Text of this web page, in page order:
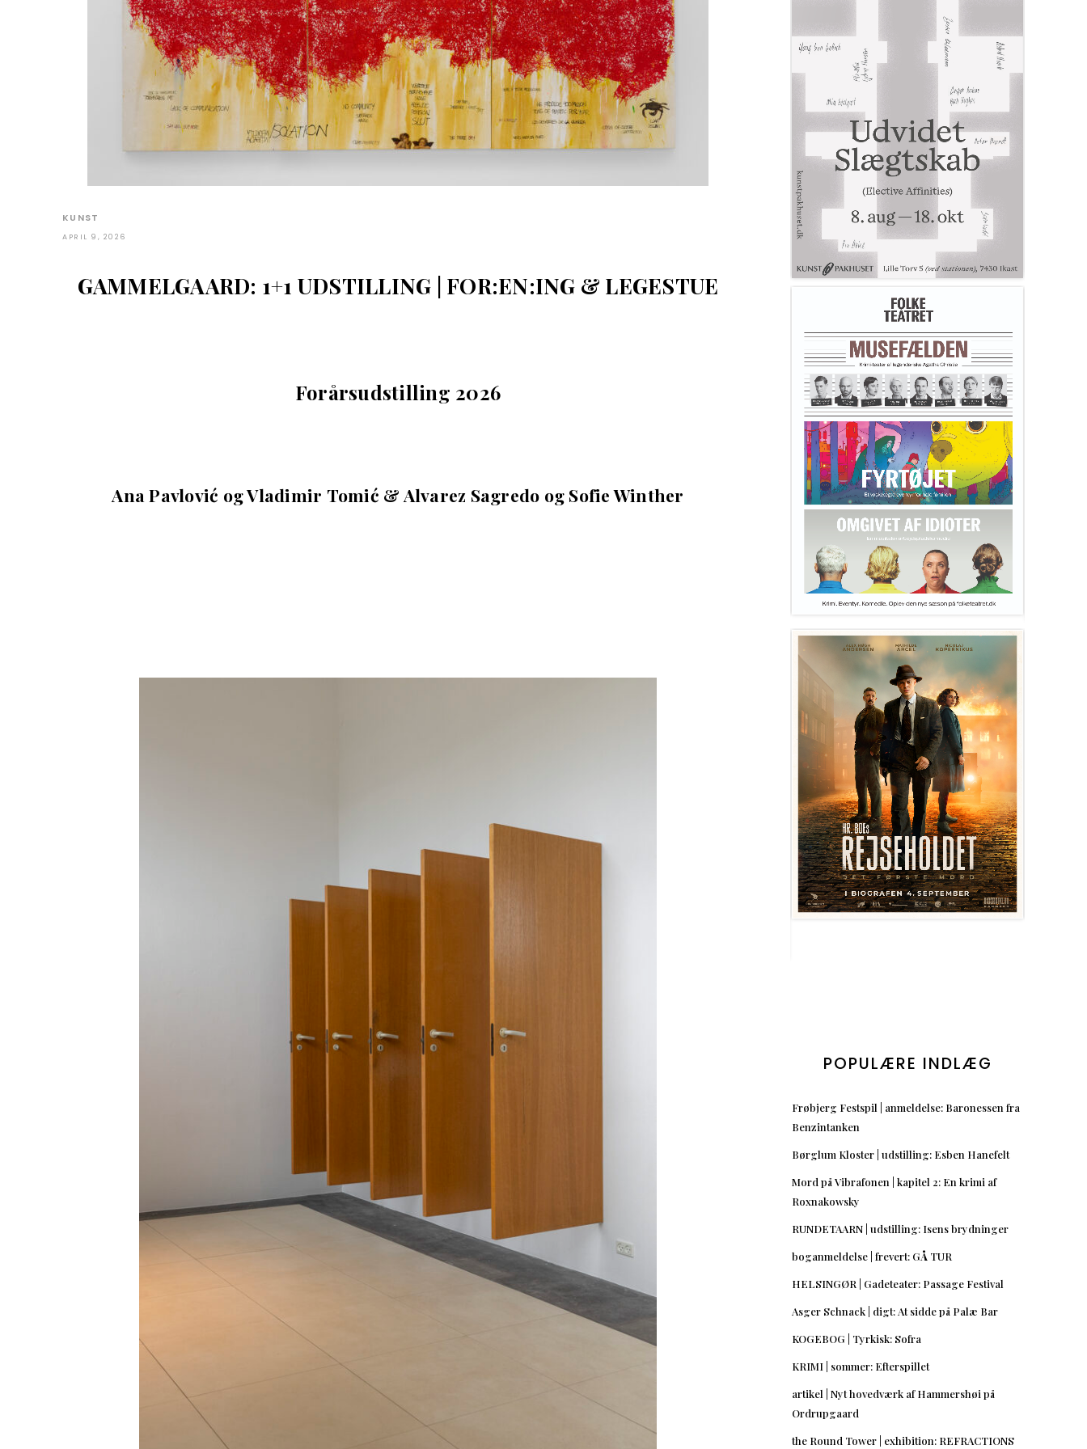
KUNST
APRIL 9, 2026
GAMMELGAARD: 1+1 UDSTILLING | FOR:EN:ING & LEGESTUE
Forårsudstilling 2026
Ana Pavlović og Vladimir Tomić & Alvarez Sagredo og Sofie Winther
POPULÆRE INDLÆG
Frøbjerg Festspil | anmeldelse: Baronessen fra
Benzintanken
Børglum Kloster | udstilling: Esben Hanefelt
Mord på Vibrafonen | kapitel 2: En krimi af
Roxnakowsky
RUNDETAARN | udstilling: Isens brydninger
boganmeldelse | frevert: GÅ TUR
HELSINGØR | Gadeteater: Passage Festival
Asger Schnack | digt: At sidde på Palæ Bar
KOGEBOG | Tyrkisk: Sofra
KRIMI | sommer: Efterspillet
artikel | Nyt hovedværk af Hammershøi på
Ordrupgaard
the Round Tower | exhibition: REFRACTIONS